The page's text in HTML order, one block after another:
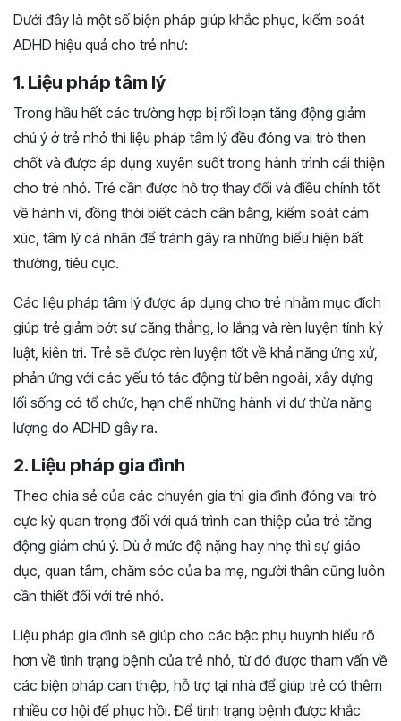
Dưới đây là một số biện pháp giúp khắc phục, kiểm soát
ADHD hiệu quả cho trẻ như:
1. Liệu pháp tâm lý
Trong hầu hết các trường hợp bị rối loạn tăng động giảm
chú ý ở trẻ nhỏ thì liệu pháp tâm lý đều đóng vai trò then
chốt và được áp dụng xuyên suốt trong hành trình cải thiện
cho trẻ nhỏ. Trẻ cần được hỗ trợ thay đổi và điều chỉnh tốt
về hành vi, đồng thời biết cách cân bằng, kiểm soát cảm
xúc, tâm lý cá nhân để tránh gây ra những biểu hiện bất
thường, tiêu cực.
Các liệu pháp tâm lý được áp dụng cho trẻ nhằm mục đích
giúp trẻ giảm bớt sự căng thẳng, lo lắng và rèn luyện tính kỷ
luật, kiên trì. Trẻ sẽ được rèn luyện tốt về khả năng ứng xử,
phản ứng với các yếu tó tác động từ bên ngoài, xây dựng
lối sống có tổ chức, hạn chế những hành vi dư thừa năng
lượng do ADHD gây ra.
2. Liệu pháp gia đình
Theo chia sẻ của các chuyên gia thì gia đình đóng vai trò
cực kỳ quan trọng đối với quá trình can thiệp của trẻ tăng
động giảm chú ý. Dù ở mức độ nặng hay nhẹ thì sự giáo
dục, quan tâm, chăm sóc của ba mẹ, người thân cũng luôn
cần thiết đối với trẻ nhỏ.
Liệu pháp gia đình sẽ giúp cho các bậc phụ huynh hiểu rõ
hơn về tình trạng bệnh của trẻ nhỏ, từ đó được tham vấn về
các biện pháp can thiệp, hỗ trợ tại nhà để giúp trẻ có thêm
nhiều cơ hội để phục hồi. Để tình trạng bệnh được khắc